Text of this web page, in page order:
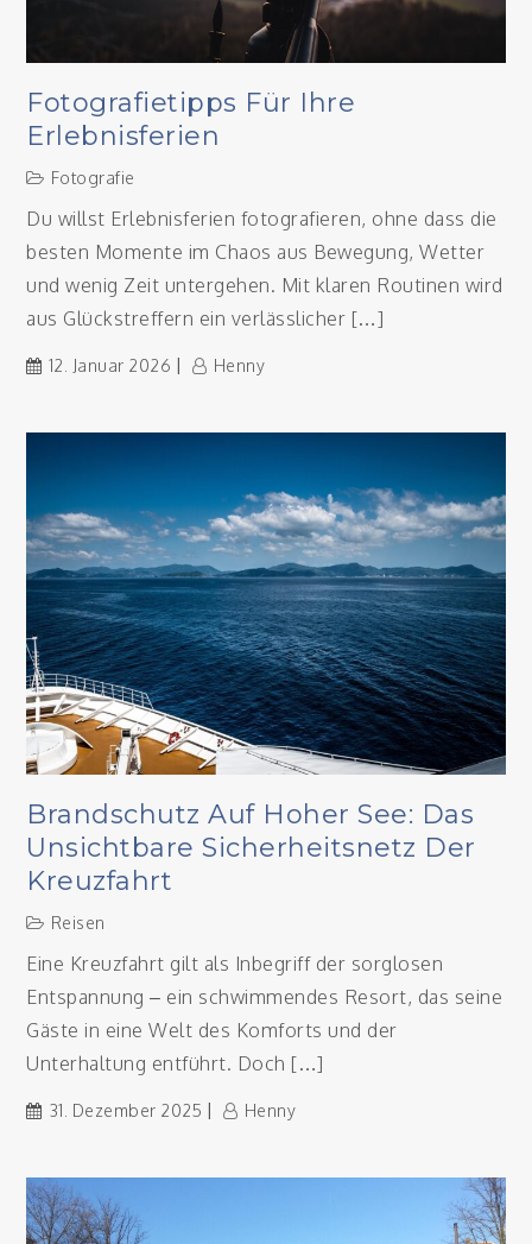
Fotografietipps Für Ihre
Erlebnisferien
Fotografie
Du willst Erlebnisferien fotografieren, ohne dass die
besten Momente im Chaos aus Bewegung, Wetter
und wenig Zeit untergehen. Mit klaren Routinen wird
aus Glückstreffern ein verlässlicher […]
12. Januar 2026 Henny
Brandschutz Auf Hoher See: Das
Unsichtbare Sicherheitsnetz Der
Kreuzfahrt
Reisen
Eine Kreuzfahrt gilt als Inbegriff der sorglosen
Entspannung – ein schwimmendes Resort, das seine
Gäste in eine Welt des Komforts und der
Unterhaltung entführt. Doch […]
31. Dezember 2025 Henny